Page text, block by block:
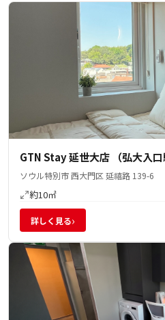
GTN Stay 延世大店 （弘大入口
ソウル特別市 西大門区 延禧路 139-6
約10㎡
詳しく見る›